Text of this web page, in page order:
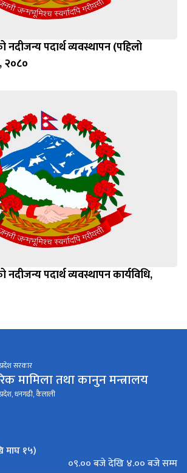
पदार्थ व्यवस्थापन (पहिलो
२०८०
पदार्थ व्यवस्थापन कार्यविधि,
सरकार
मामिला तथा कानुन मन्त्रालय
धनगढी, कैलाली
माघ १५)
०९.०० बजे देखि ४.०० बजे सम्म